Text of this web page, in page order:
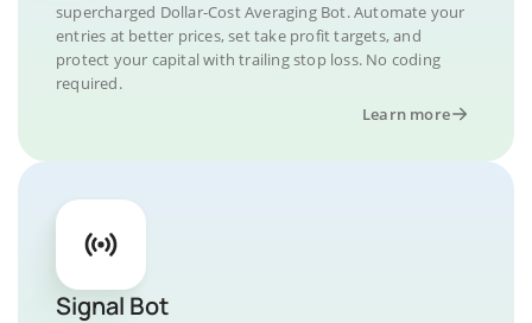
supercharged Dollar-Cost Averaging Bot. Automate your
entries at better prices, set take profit targets, and
protect your capital with trailing stop loss. No coding
required.
Learn more
Signal Bot